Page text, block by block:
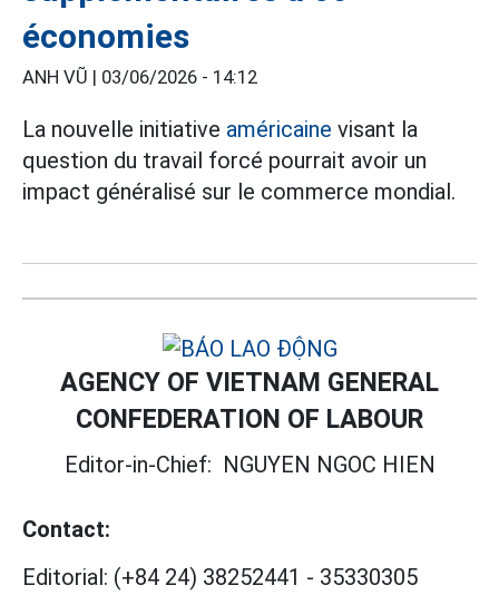
économies
ANH VŨ | 03/06/2026 - 14:12
La nouvelle initiative américaine visant la
question du travail forcé pourrait avoir un
impact généralisé sur le commerce mondial.
AGENCY OF VIETNAM GENERAL
CONFEDERATION OF LABOUR
Editor-in-Chief: NGUYEN NGOC HIEN
Contact:
Editorial: (+84 24) 38252441 - 35330305